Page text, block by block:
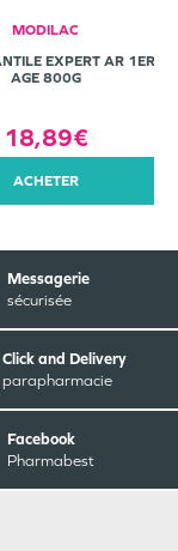
MODILAC
EXPERT AR 1ER
AGE 800G
18,89€
ACHETER
Messagerie
sécurisée
Click and Delivery
parapharmacie
Facebook
Pharmabest